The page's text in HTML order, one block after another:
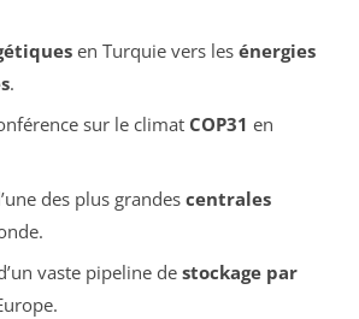
en Turquie vers les énergies
.
sur le climat COP31 en
des plus grandes centrales
vaste pipeline de stockage par